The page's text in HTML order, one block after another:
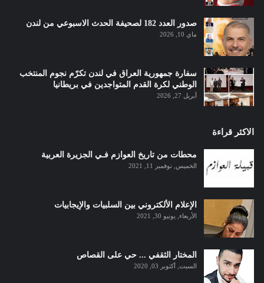
صدور العدد 182 لصحيفة الحدث الاسبوعي من لندن
ماي 10, 2026
سفارة جمهورية العراق في لندن تكرّم نجوم المنتخب
الوطني لكرة القدم المتواجدين في بريطانيا
أبريل 27, 2026
الاكثر قراءة
محطات من تاريخ العوازم فـي الجزيرة العربية
الخميس, نوفمبر 11, 2021
الإعلام الألكتروني بين السلبيات والإيجابيات
الأربعاء, يونيو 30, 2021
المختار الثقفي ... حي على القصاص
السبت, أكتوبر 03, 2020